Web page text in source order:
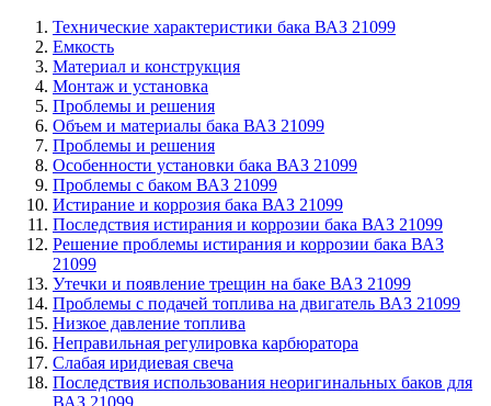
Технические характеристики бака ВАЗ 21099
Емкость
Материал и конструкция
Монтаж и установка
Проблемы и решения
Объем и материалы бака ВАЗ 21099
Проблемы и решения
Особенности установки бака ВАЗ 21099
Проблемы с баком ВАЗ 21099
Истирание и коррозия бака ВАЗ 21099
Последствия истирания и коррозии бака ВАЗ 21099
Решение проблемы истирания и коррозии бака ВАЗ
21099
Утечки и появление трещин на баке ВАЗ 21099
Проблемы с подачей топлива на двигатель ВАЗ 21099
Низкое давление топлива
Неправильная регулировка карбюратора
Слабая иридиевая свеча
Последствия использования неоригинальных баков для
ВАЗ 21099